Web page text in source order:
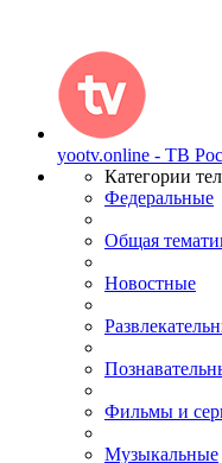
yootv.online - ТВ
Категории
Федеральные
Общая
Новостные
Фильмы и
Музыкальные